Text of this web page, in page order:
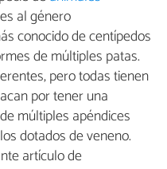
al género
conocido de centípedos
de múltiples patas.
pero todas tienen
por tener una
múltiples apéndices
dotados de veneno.
artículo de